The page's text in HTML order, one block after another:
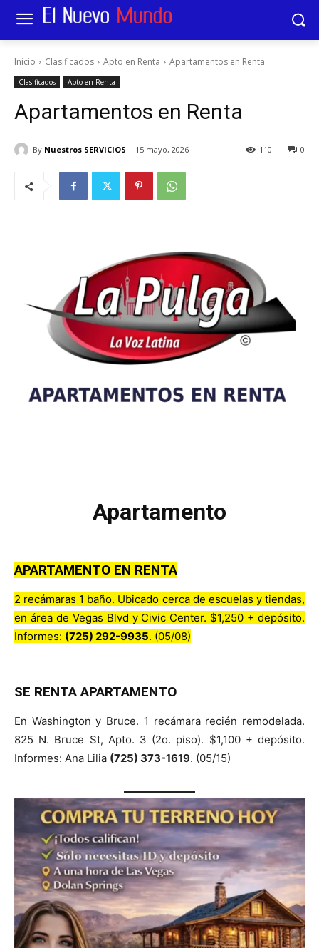
Inicio Clasificados Apto en Renta Apartamentos en Renta
Clasificados Apto en Renta
Apartamentos en Renta
By Nuestros SERVICIOS 15 mayo, 2026 0
110
Apartamento
APARTAMENTO EN RENTA
2 recámaras 1 baño. Ubicado cerca de escuelas y tiendas,
en área de Vegas Blvd y Civic Center. $1,250 + depósito.
Informes: (725) 292-9935. (05/08)
SE RENTA APARTAMENTO
En Washington y Bruce. 1 recámara recién remodelada.
825 N. Bruce St, Apto. 3 (2o. piso). $1,100 + depósito.
Informes: Ana Lilia (725) 373-1619. (05/15)